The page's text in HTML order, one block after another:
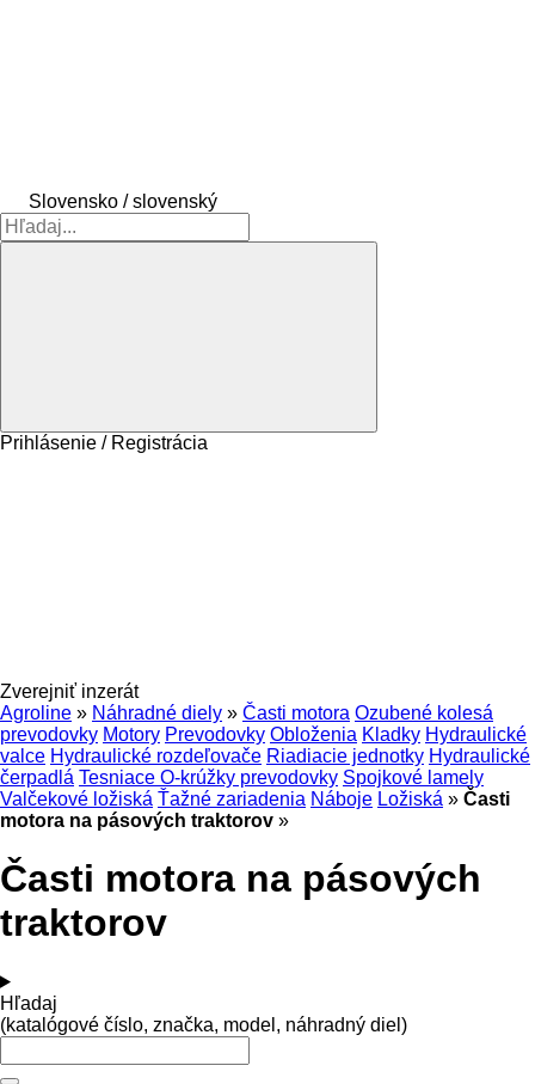
Slovensko / slovenský
Prihlásenie / Registrácia
Zverejniť inzerát
Agroline » Náhradné diely » Časti motora Ozubené kolesá
prevodovky Motory Prevodovky Obloženia Kladky Hydraulické
valce Hydraulické rozdeľovače Riadiacie jednotky Hydraulické
čerpadlá Tesniace O-krúžky prevodovky Spojkové lamely
Valčekové ložiská Ťažné zariadenia Náboje Ložiská » Časti
motora na pásových traktorov »
Časti motora na pásových
traktorov
Hľadaj
(katalógové číslo, značka, model, náhradný diel)